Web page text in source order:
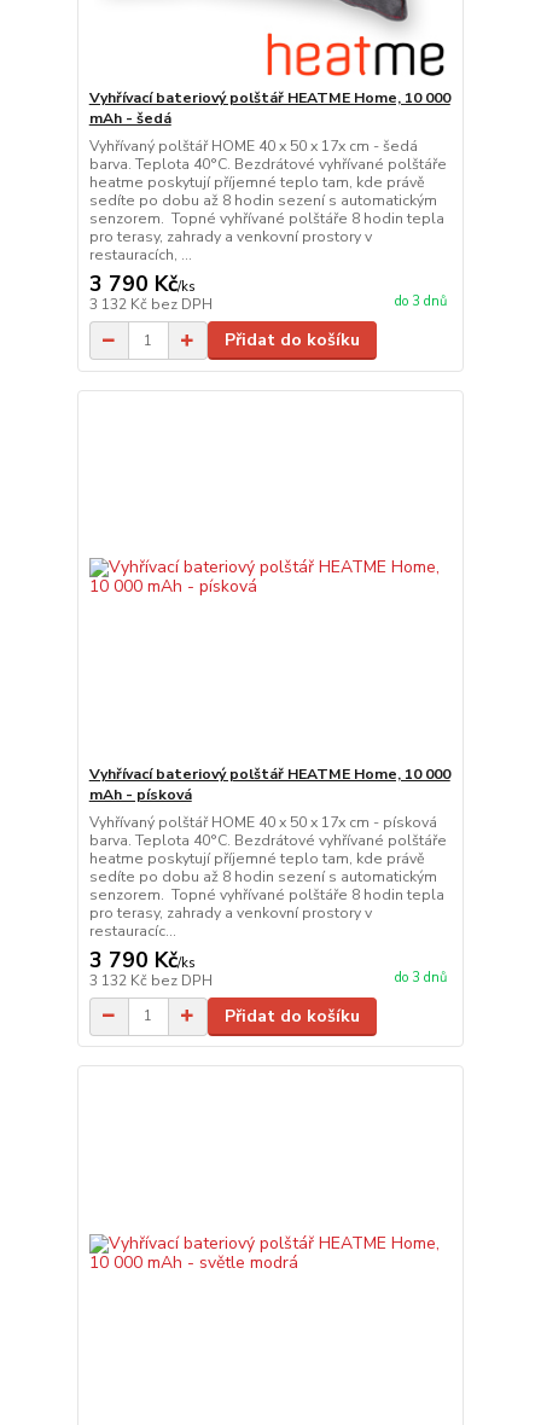
Vyhřívací bateriový polštář HEATME Home, 10 000
mAh - šedá
Vyhřívaný polštář HOME 40 x 50 x 17x cm - šedá
barva. Teplota 40°C. Bezdrátové vyhřívané polštáře
heatme poskytují příjemné teplo tam, kde právě
sedíte po dobu až 8 hodin sezení s automatickým
senzorem. Topné vyhřívané polštáře 8 hodin tepla
pro terasy, zahrady a venkovní prostory v
restauracích, ...
3 790 Kč/ks
3 132 Kč bez DPH do 3 dnů
Přidat do košíku
Vyhřívací bateriový polštář HEATME Home, 10 000
mAh - písková
Vyhřívaný polštář HOME 40 x 50 x 17x cm - písková
barva. Teplota 40°C. Bezdrátové vyhřívané polštáře
heatme poskytují příjemné teplo tam, kde právě
sedíte po dobu až 8 hodin sezení s automatickým
senzorem. Topné vyhřívané polštáře 8 hodin tepla
pro terasy, zahrady a venkovní prostory v
restauracíc...
3 790 Kč/ks
3 132 Kč bez DPH do 3 dnů
Přidat do košíku